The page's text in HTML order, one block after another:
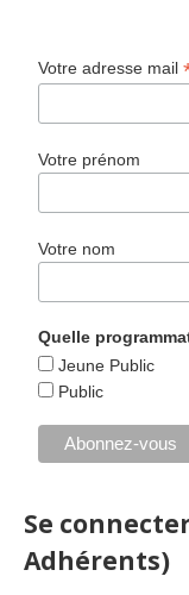
Votre adresse mail
Votre prénom
Votre nom
Quelle
Jeune Public
Public
Se
Adhérents)